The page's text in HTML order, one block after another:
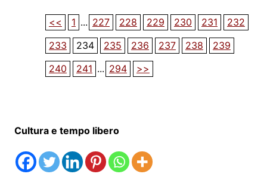
<< 1 ... 227 228 229 230 231
232
233
234 235 236 237 238
239
240
241 ... 294 >>
Cultura e tempo libero